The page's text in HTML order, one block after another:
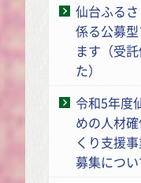
仙台ふる
係る公募
ます（受
た）
令和5年度
めの人材
くり支援
募集につい